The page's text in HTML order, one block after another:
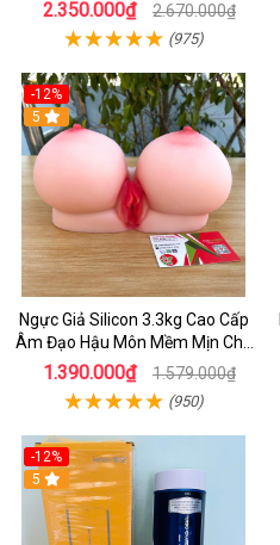
2.350.000₫ 2.670.000₫
(975)
-12%
5
Ngực Giả Silicon 3.3kg Cao Cấp
Âm Đạo Hậu Môn Mềm Mịn Cho
Nam
1.390.000₫ 1.579.000₫
(950)
-12%
5